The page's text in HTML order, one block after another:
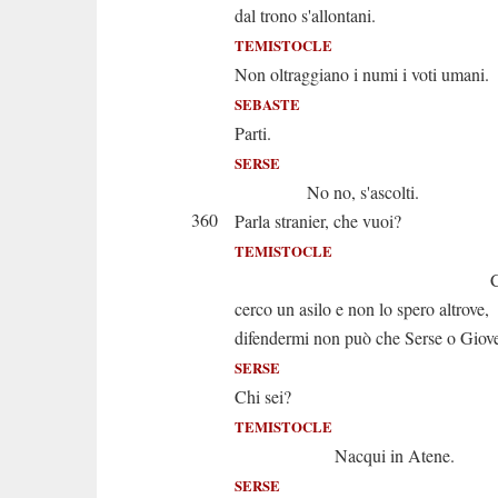
dal trono s'allontani.
TEMISTOCLE
Non oltraggiano i numi i voti umani.
SEBASTE
Parti.
SERSE
No no, s'ascolti.
360
Parla stranier, che vuoi?
TEMISTOCLE
Contro la
cerco un asilo e non lo spero altrove,
difendermi non può che Serse o
SERSE
Chi sei?
TEMISTOCLE
Nacqui in Atene.
SERSE